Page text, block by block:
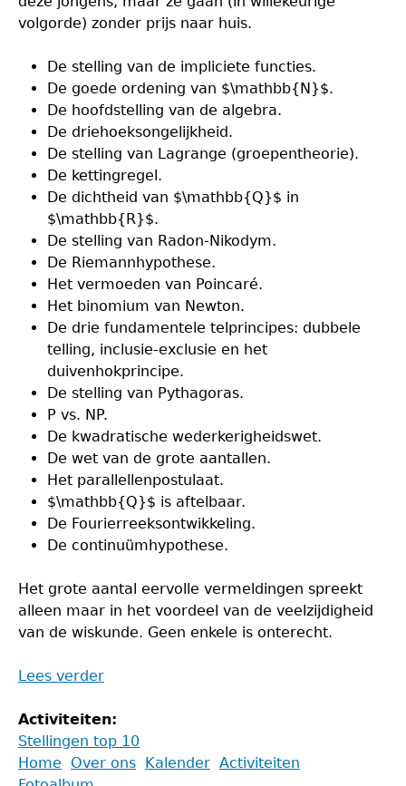
volgorde) zonder prijs naar huis.
De stelling van de impliciete functies.
De goede ordening van $\mathbb{N}$.
De hoofdstelling van de algebra.
De driehoeksongelijkheid.
De stelling van Lagrange (groepentheorie).
De kettingregel.
De dichtheid van $\mathbb{Q}$ in
$\mathbb{R}$.
De stelling van Radon-Nikodym.
De Riemannhypothese.
Het vermoeden van Poincaré.
Het binomium van Newton.
De drie fundamentele telprincipes: dubbele
telling, inclusie-exclusie en het
duivenhokprincipe.
De stelling van Pythagoras.
P vs. NP.
De kwadratische wederkerigheidswet.
De wet van de grote aantallen.
Het parallellenpostulaat.
$\mathbb{Q}$ is aftelbaar.
De Fourierreeksontwikkeling.
De continuümhypothese.
Het grote aantal eervolle vermeldingen spreekt
alleen maar in het voordeel van de veelzijdigheid
van de wiskunde. Geen enkele is onterecht.
Lees verder
Activiteiten:
Stellingen top 10
Back
Home Over ons Kalender Activiteiten